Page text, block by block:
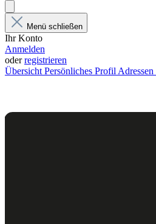
Menü schließen
Ihr Konto
Anmelden
oderregistrieren
Übersicht Persönliches Profil Adressen